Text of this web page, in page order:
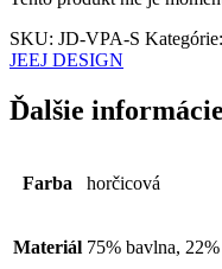
SKU: JD-VPA-S Kategórie:
JEEJ DESIGN
Ďalšie informácie
Farba horčicová
Materiál 75% bavlna,